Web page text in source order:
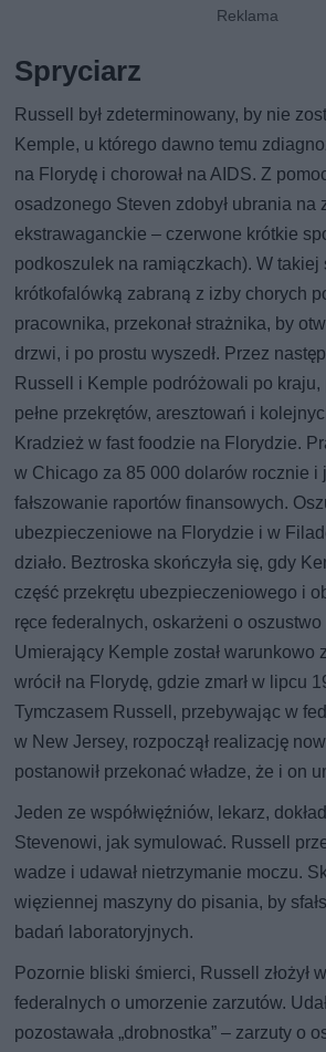
Spryciarz
Russell był zdeterminowany, by nie
Kemple, u którego dawno temu
na Florydę i chorował na AIDS. Z
osadzonego Steven zdobył ubrania na
ekstrawaganckie – czerwone krótkie
podkoszulek na ramiączkach). W takiej
krótkofalówką zabraną z izby chorych
pracownika, przekonał strażnika, by
drzwi, i po prostu wyszedł. Przez
Russell i Kemple podróżowali po kraju,
pełne przekrętów, aresztowań i
Kradzież w fast foodzie na Florydzie.
w Chicago za 85 000 dolarów rocznie i
fałszowanie raportów finansowych.
ubezpieczeniowe na Florydzie i w
działo. Beztroska skończyła się, gdy
część przekrętu ubezpieczeniowego i
ręce federalnych, oskarżeni o
Umierający Kemple został warunkowo
wrócił na Florydę, gdzie zmarł w lipcu
Tymczasem Russell, przebywając w
w New Jersey, rozpoczął realizację
postanowił przekonać władze, że i on
Jeden ze współwięźniów, lekarz,
Stevenowi, jak symulować. Russell
wadze i udawał nietrzymanie moczu.
więziennej maszyny do pisania, by
badań laboratoryjnych.
Pozornie bliski śmierci, Russell złożył
federalnych o umorzenie zarzutów.
pozostawała „drobnostka” – zarzuty o